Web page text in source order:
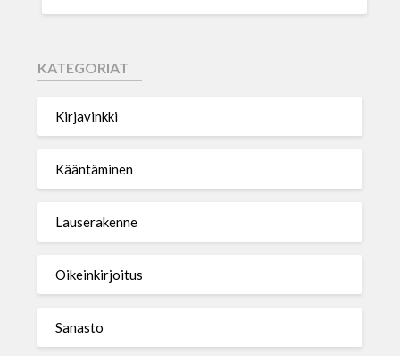
KATEGORIAT
Kirjavinkki
Kääntäminen
Lauserakenne
Oikeinkirjoitus
Sanasto